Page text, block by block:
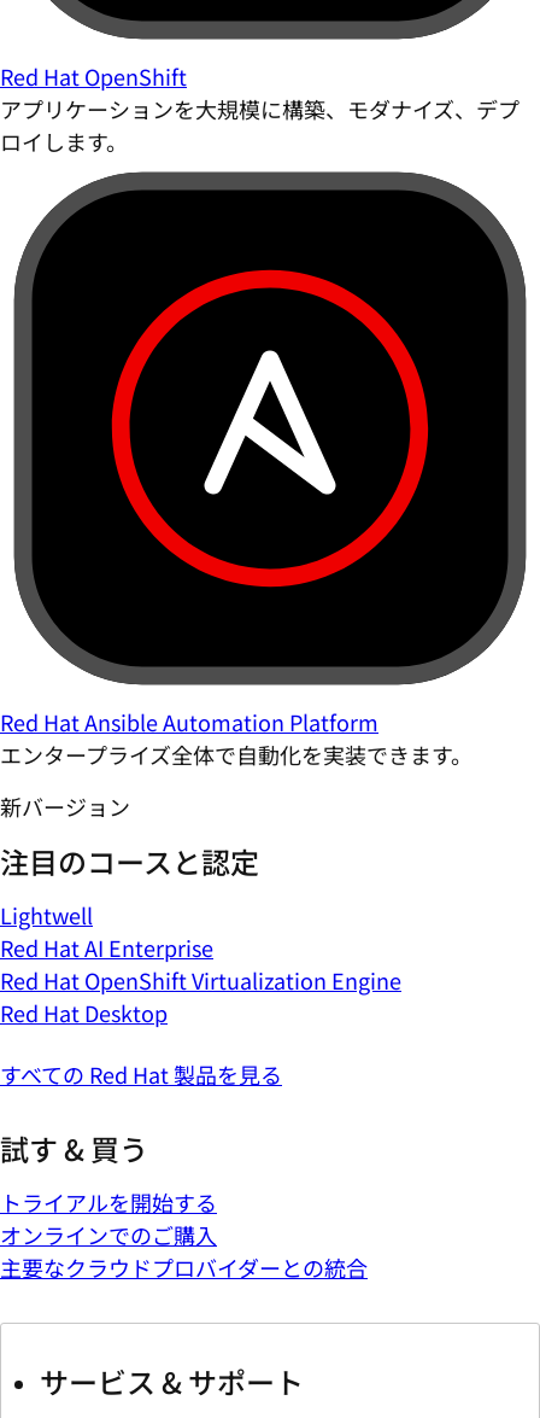
Red Hat OpenShift
アプリケーションを大規模に構築、モダナイズ、デプ
ロイします。
Red Hat Ansible Automation Platform
エンタープライズ全体で自動化を実装できます。
新バージョン
注目のコースと認定
Lightwell
Red Hat AI Enterprise
Red Hat OpenShift Virtualization Engine
Red Hat Desktop
すべての Red Hat 製品を見る
試す & 買う
トライアルを開始する
オンラインでのご購入
主要なクラウドプロバイダーとの統合
サービス & サポート